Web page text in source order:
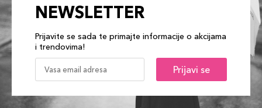
NEWSLETTER
Prijavite se sada te primajte informacije o akcijama
i trendovima!
Prijavi se